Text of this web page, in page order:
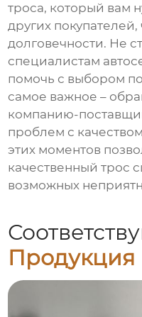
троса, который вам
других покупателей,
долговечности. Не
специалистам
помочь с выбором
самое важное –
компанию-
проблем с
этих моментов
качественный трос
возможных
Продукция